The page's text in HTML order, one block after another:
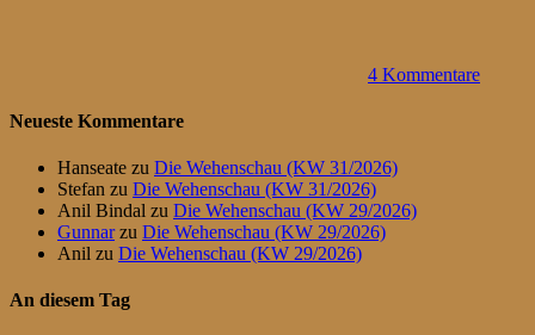
4 Kommentare
Neueste Kommentare
Hanseate zu Die Wehenschau (KW 31/2026)
Stefan zu Die Wehenschau (KW 31/2026)
Anil Bindal zu Die Wehenschau (KW 29/2026)
Gunnarzu Die Wehenschau (KW 29/2026)
Anil zu Die Wehenschau (KW 29/2026)
An diesem Tag